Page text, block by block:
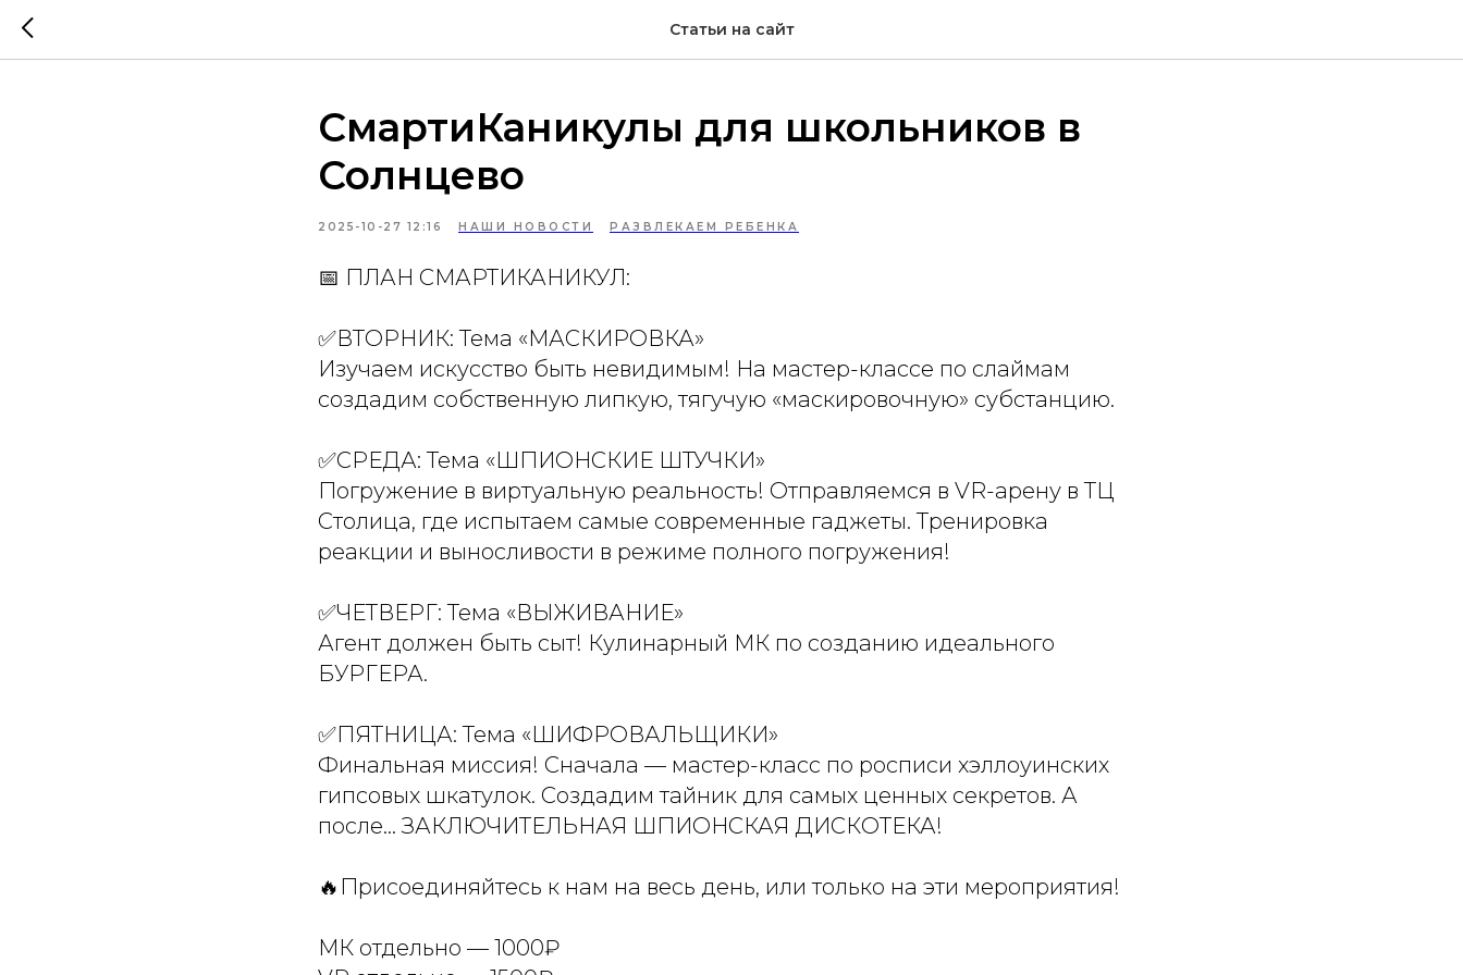
Статьи на сайт
СмартиКаникулы для школьников в
Солнцево
2025-10-27 12:16 НАШИ НОВОСТИ РАЗВЛЕКАЕМ РЕБЕНКА
📅 ПЛАН СМАРТИКАНИКУЛ:
✅ВТОРНИК: Тема «МАСКИРОВКА»
Изучаем искусство быть невидимым! На мастер-классе по слаймам
создадим собственную липкую, тягучую «маскировочную» субстанцию.
✅СРЕДА: Тема «ШПИОНСКИЕ ШТУЧКИ»
Погружение в виртуальную реальность! Отправляемся в VR-арену в ТЦ
Столица, где испытаем самые современные гаджеты. Тренировка
реакции и выносливости в режиме полного погружения!
✅ЧЕТВЕРГ: Тема «ВЫЖИВАНИЕ»
Агент должен быть сыт! Кулинарный МК по созданию идеального
БУРГЕРА.
✅ПЯТНИЦА: Тема «ШИФРОВАЛЬЩИКИ»
Финальная миссия! Сначала — мастер-класс по росписи хэллоуинских
гипсовых шкатулок. Создадим тайник для самых ценных секретов. А
после... ЗАКЛЮЧИТЕЛЬНАЯ ШПИОНСКАЯ ДИСКОТЕКА!
🔥Присоединяйтесь к нам на весь день, или только на эти мероприятия!
МК отдельно — 1000₽